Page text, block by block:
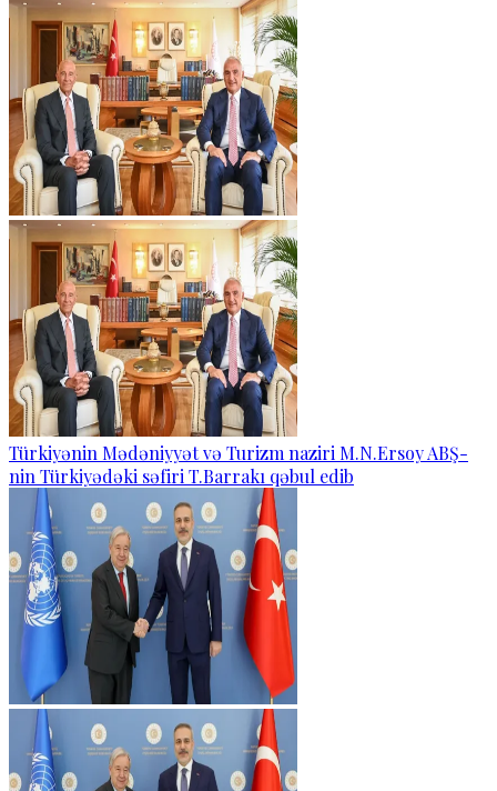
Türkiyənin Mədəniyyət və Turizm naziri M.N.Ersoy ABŞ-
nin Türkiyədəki səfiri T.Barrakı qəbul edib